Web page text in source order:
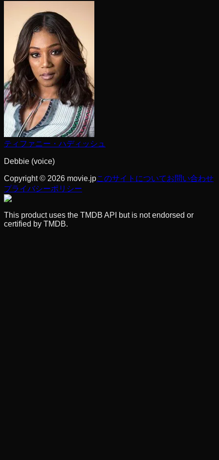
ティファニー・ハディッシュ
Debbie (voice)
Copyright © 2026 movie.jpこのサイトについてお問い合わせ
プライバシーポリシー
This product uses the TMDB API but is not endorsed or
certified by TMDB.